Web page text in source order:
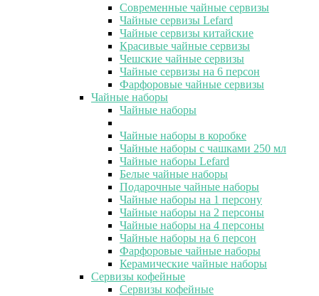
Современные чайные сервизы
Чайные сервизы Lefard
Чайные сервизы китайские
Красивые чайные сервизы
Чешские чайные сервизы
Чайные сервизы на 6 персон
Фарфоровые чайные сервизы
Чайные наборы
Чайные наборы
Чайные наборы в коробке
Чайные наборы с чашками 250 мл
Чайные наборы Lefard
Белые чайные наборы
Подарочные чайные наборы
Чайные наборы на 1 персону
Чайные наборы на 2 персоны
Чайные наборы на 4 персоны
Чайные наборы на 6 персон
Фарфоровые чайные наборы
Керамические чайные наборы
Сервизы кофейные
Сервизы кофейные